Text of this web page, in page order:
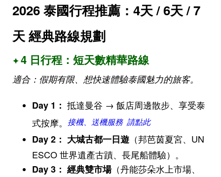
2026 泰國行程推薦：4天 / 6天 / 7
天 經典路線規劃
✦4 日行程：短天數精華路線
適合：假期有限、想快速體驗泰國魅力的旅客。
Day 1 ： 抵達曼谷 → 飯店周邊散步、享受泰
式按摩。 接機、送機服務 請點此
Day 2 ： 大城古都一日遊 （邦芭茵夏宮、UN
ESCO 世界遺產古蹟、長尾船體驗）。
Day 3 ： 經典雙市場（丹能莎朵水上市場、